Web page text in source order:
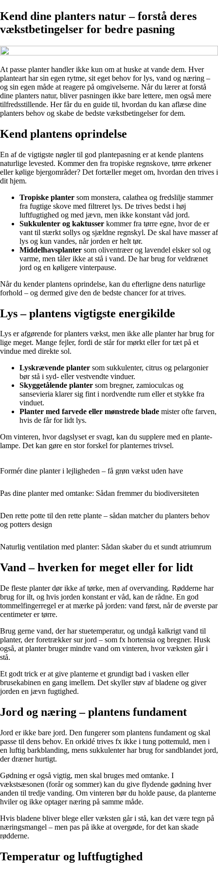
Kend dine planters natur – forstå deres
vækstbetingelser for bedre pasning
At passe planter handler ikke kun om at huske at vande dem. Hver
planteart har sin egen rytme, sit eget behov for lys, vand og næring –
og sin egen måde at reagere på omgivelserne. Når du lærer at forstå
dine planters natur, bliver pasningen ikke bare lettere, men også mere
tilfredsstillende. Her får du en guide til, hvordan du kan aflæse dine
planters behov og skabe de bedste vækstbetingelser for dem.
Kend plantens oprindelse
En af de vigtigste nøgler til god plantepasning er at kende plantens
naturlige levested. Kommer den fra tropiske regnskove, tørre ørkener
eller kølige bjergområder? Det fortæller meget om, hvordan den trives i
dit hjem.
Tropiske planter som monstera, calathea og fredslilje stammer
fra fugtige skove med filtreret lys. De trives bedst i høj
luftfugtighed og med jævn, men ikke konstant våd jord.
Sukkulenter og kaktusser kommer fra tørre egne, hvor de er
vant til stærkt sollys og sjældne regnskyl. De skal have masser af
lys og kun vandes, når jorden er helt tør.
Middelhavsplanter som oliventræer og lavendel elsker sol og
varme, men tåler ikke at stå i vand. De har brug for veldrænet
jord og en køligere vinterpause.
Når du kender plantens oprindelse, kan du efterligne dens naturlige
forhold – og dermed give den de bedste chancer for at trives.
Lys – plantens vigtigste energikilde
Lys er afgørende for planters vækst, men ikke alle planter har brug for
lige meget. Mange fejler, fordi de står for mørkt eller for tæt på et
vindue med direkte sol.
Lyskrævende planter som sukkulenter, citrus og pelargonier
bør stå i syd- eller vestvendte vinduer.
Skyggetålende planter som bregner, zamioculcas og
sansevieria klarer sig fint i nordvendte rum eller et stykke fra
vinduet.
Planter med farvede eller mønstrede blade mister ofte farven,
hvis de får for lidt lys.
Om vinteren, hvor dagslyset er svagt, kan du supplere med en plante-
lampe. Det kan gøre en stor forskel for planternes trivsel.
Formér dine planter i lejligheden – få grøn vækst uden have
Pas dine planter med omtanke: Sådan fremmer du biodiversiteten
Den rette potte til den rette plante – sådan matcher du planters behov
og potters design
Naturlig ventilation med planter: Sådan skaber du et sundt atriumrum
Vand – hverken for meget eller for lidt
De fleste planter dør ikke af tørke, men af overvanding. Rødderne har
brug for ilt, og hvis jorden konstant er våd, kan de rådne. En god
tommelfingerregel er at mærke på jorden: vand først, når de øverste par
centimeter er tørre.
Brug gerne vand, der har stuetemperatur, og undgå kalkrigt vand til
planter, der foretrækker sur jord – som fx hortensia og bregner. Husk
også, at planter bruger mindre vand om vinteren, hvor væksten går i
stå.
Et godt trick er at give planterne et grundigt bad i vasken eller
brusekabinen en gang imellem. Det skyller støv af bladene og giver
jorden en jævn fugtighed.
Jord og næring – plantens fundament
Jord er ikke bare jord. Den fungerer som plantens fundament og skal
passe til dens behov. En orkidé trives fx ikke i tung pottemuld, men i
en luftig barkblanding, mens sukkulenter har brug for sandblandet jord,
der dræner hurtigt.
Gødning er også vigtig, men skal bruges med omtanke. I
vækstsæsonen (forår og sommer) kan du give flydende gødning hver
anden til tredje vanding. Om vinteren bør du holde pause, da planterne
hviler og ikke optager næring på samme måde.
Hvis bladene bliver blege eller væksten går i stå, kan det være tegn på
næringsmangel – men pas på ikke at overgøde, for det kan skade
rødderne.
Temperatur og luftfugtighed